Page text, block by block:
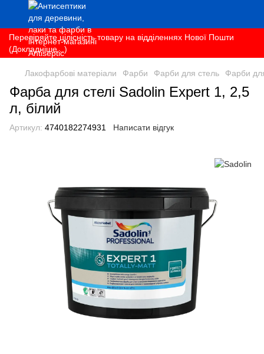
Перевіряйте цілісність товару на відділеннях Нової Пошти
(Докладніше...)
Лакофарбові матеріали Фарби Фарби для стель Фарби
Фарба для стелі Sadolin Expert 1, 2,5
л, білий
Артикул: 4740182274931 Написати відгук